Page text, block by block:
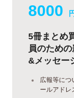
8000
5冊まとめ
員のため
&メッセー
広報等につ
ールアドレ